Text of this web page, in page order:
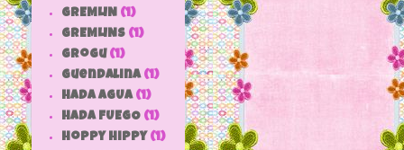
GREMLIN (1)
GREMLINS (1)
grogu (1)
Guendalina (1)
HADA AGUA (1)
HADA FUEGO (1)
hoppy hippy (1)